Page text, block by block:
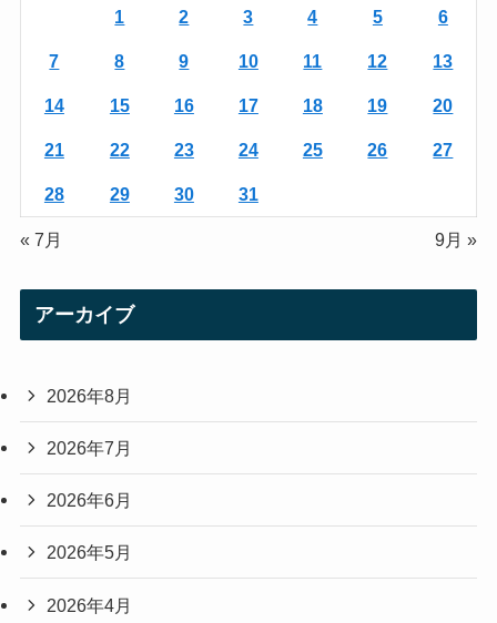
r
1 2 3 4 5 6
7 8 9 10 11 12 13
14 15 16 17 18 19 20
21 22 23 24 25 26 27
28 29 30 31
« 7月 9月 »
アーカイブ
2026年8月
2026年7月
2026年6月
2026年5月
2026年4月